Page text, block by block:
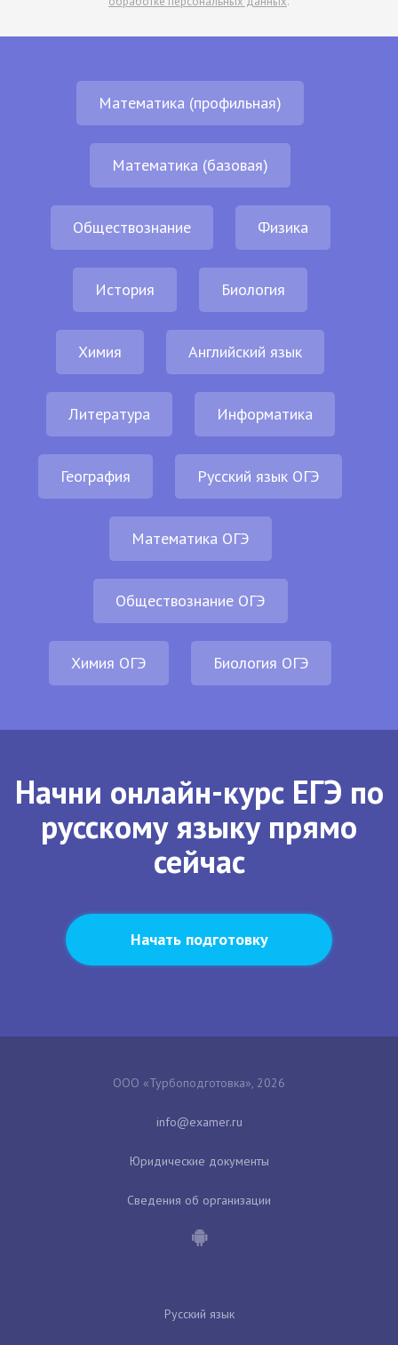
Математика (профильная)
Математика (базовая)
Обществознание Физика
История Биология
Химия Английский язык
Литература Информатика
География Русский язык ОГЭ
Математика ОГЭ
Обществознание ОГЭ
Химия ОГЭ Биология ОГЭ
Начни онлайн-курс ЕГЭ по
русскому языку прямо
сейчас
Начать подготовку
ООО «Турбоподготовка», 2026
Юридические документы
Сведения об организации
Русский язык